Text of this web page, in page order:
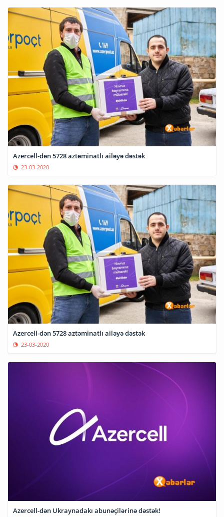
Azercell-dən 5728 aztəminatlı ailəyə dəstək
23-03-2020
Azercell-dən 5728 aztəminatlı ailəyə dəstək
23-03-2020
Azercell-dən Ukraynadakı abunəçilərinə dəstək!